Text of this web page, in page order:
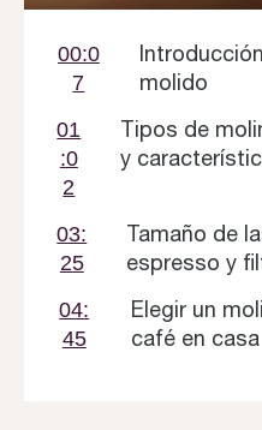
00:0
7
molido
01
:0
2
Tipos de
y
03:
25
Tamaño de
espresso y
04:
45
Elegir un
café en casa